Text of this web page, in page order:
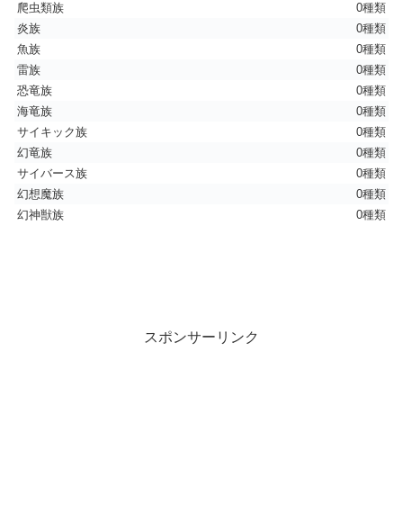
爬虫類族
0種類
炎族
0種類
魚族
0種類
雷族
0種類
恐竜族
0種類
海竜族
0種類
サイキック族
0種類
幻竜族
0種類
サイバース族
0種類
幻想魔族
0種類
幻神獣族
0種類
スポンサーリンク